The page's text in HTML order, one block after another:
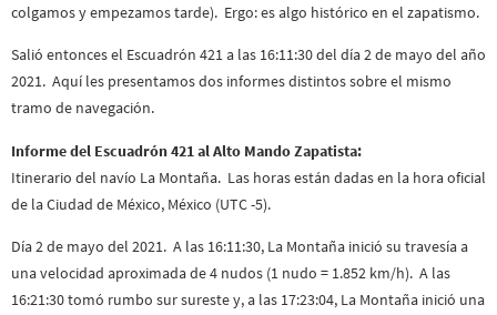
colgamos y empezamos tarde). Ergo: es algo histórico en el zapatismo.
Salió entonces el Escuadrón 421 a las 16:11:30 del día 2 de mayo del año
2021. Aquí les presentamos dos informes distintos sobre el mismo
tramo de navegación.
Informe del Escuadrón 421 al Alto Mando Zapatista:
Itinerario del navío La Montaña. Las horas están dadas en la hora oficial
de la Ciudad de México, México (UTC -5).
Día 2 de mayo del 2021. A las 16:11:30, La Montaña inició su travesía a
una velocidad aproximada de 4 nudos (1 nudo = 1.852 km/h). A las
16:21:30 tomó rumbo sur sureste y, a las 17:23:04, La Montaña inició una